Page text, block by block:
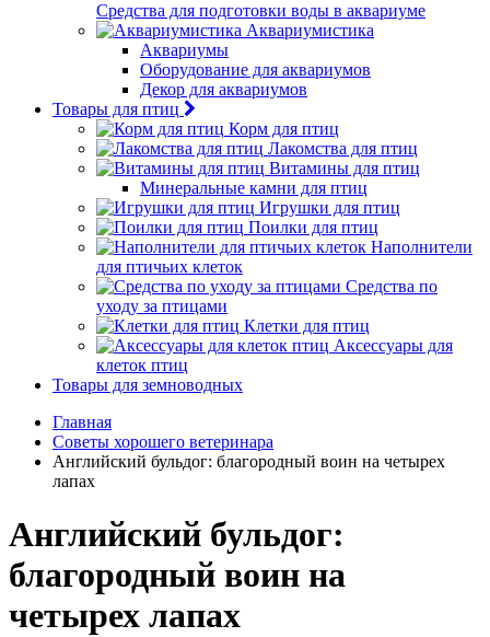
Средства для подготовки воды в аквариуме
Аквариумистика
Аквариумы
Оборудование для аквариумов
Декор для аквариумов
Товары для птиц
Корм для птиц
Лакомства для птиц
Витамины для птиц
Минеральные камни для птиц
Игрушки для птиц
Поилки для птиц
Наполнители
для птичьих клеток
Средства по
уходу за птицами
Клетки для птиц
Аксессуары для
клеток птиц
Товары для земноводных
Главная
Советы хорошего ветеринара
Английский бульдог: благородный воин на четырех
лапах
Английский бульдог:
благородный воин на
четырех лапах